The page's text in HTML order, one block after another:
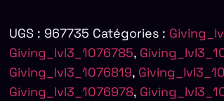
UGS : 967735 Catégories :
Giving_lvl3_1076785,
Giving_lvl3_1076819,
Giving_lvl3_1076978,